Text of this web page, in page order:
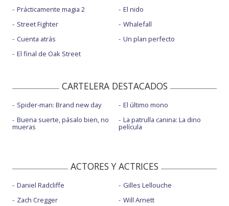
Prácticamente magia 2
Street Fighter
Cuenta atrás
El final de Oak Street
El nido
Whalefall
Un plan perfecto
CARTELERA DESTACADOS
Spider-man: Brand new day
Buena suerte, pásalo bien, no
mueras
El último mono
La patrulla canina: La dino
película
ACTORES Y ACTRICES
Daniel Radcliffe
Zach Cregger
Gilles Lellouche
Will Arnett